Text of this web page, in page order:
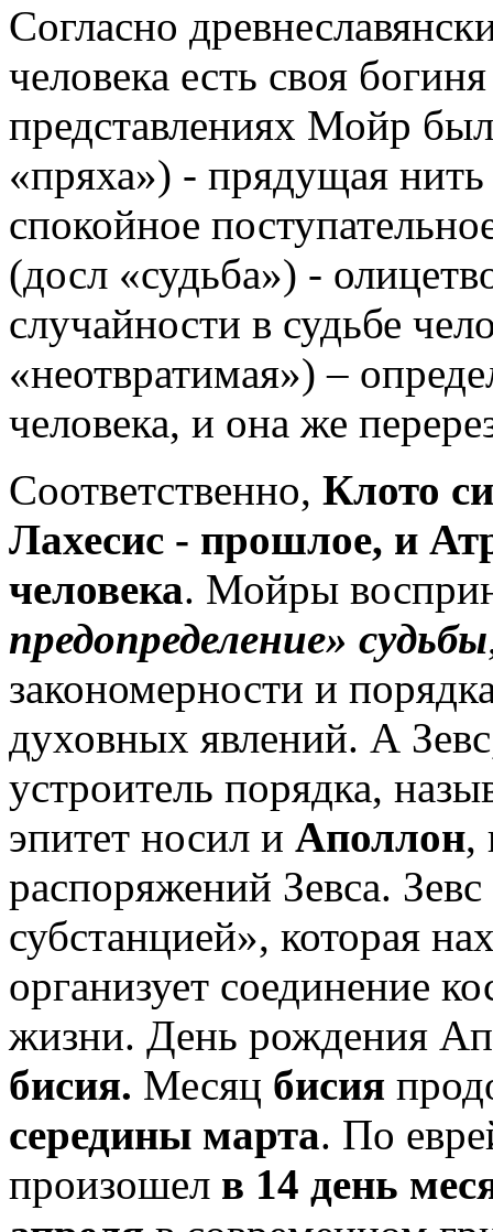
Согласно
человека есть своя
представлениях Мойр
«пряха») - прядущая
спокойное
(досл «судьба») -
случайности в судьбе
«неотвратимая») –
человека, и она же
Соответственно, Клото
Лахесис - прошлое, и
человека. Мойры
предопределение» судьбы
закономерности и
духовных явлений. А
устроитель порядка,
эпитет носил и Аполлон,
распоряжений Зевса.
субстанцией», которая
организует соединение
жизни. День рождения
бисия. Месяц бисия
середины марта. По
произошел в 14 день